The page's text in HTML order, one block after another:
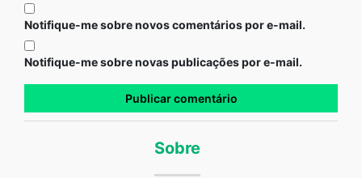
Notifique-me sobre novos comentários por e-mail.
Notifique-me sobre novas publicações por e-mail.
Sobre